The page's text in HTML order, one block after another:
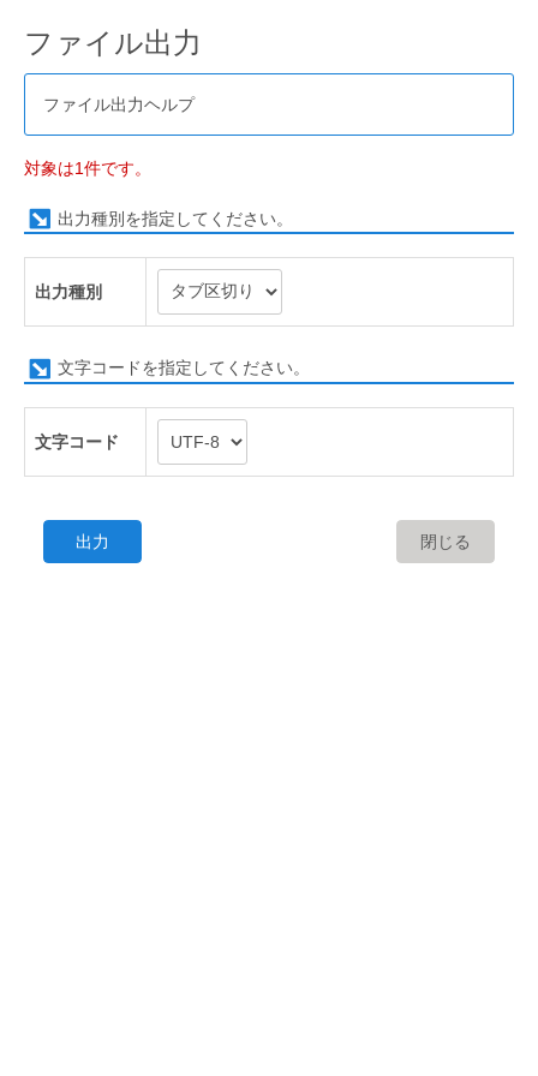
ファイル出力
ファイル出力ヘルプ
対象は1件です。
出力種別を指定してください。
出力種別
文字コードを指定してください。
文字コード